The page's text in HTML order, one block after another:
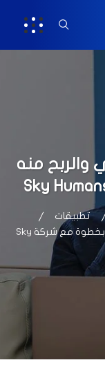
والربح منه
تطبيقات
كيفية انشاء تطبيق احترافي والربح منه خطوة بخطوة مع شركة Sky